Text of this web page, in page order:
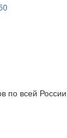
по всей России